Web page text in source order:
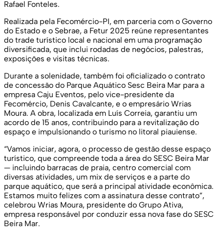
Rafael Fonteles.
Realizada pela Fecomércio-PI, em parceria com o Governo
do Estado e o Sebrae, a Fetur 2025 reúne representantes
do trade turístico local e nacional em uma programação
diversificada, que inclui rodadas de negócios, palestras,
exposições e visitas técnicas.
Durante a solenidade, também foi oficializado o contrato
de concessão do Parque Aquático Sesc Beira Mar para a
empresa Caju Eventos, pelo vice-presidente da
Fecomércio, Denis Cavalcante, e o empresário Wrias
Moura. A obra, localizada em Luís Correia, garantiu um
acordo de 15 anos, contribuindo para a revitalização do
espaço e impulsionando o turismo no litoral piauiense.
“Vamos iniciar, agora, o processo de gestão desse espaço
turístico, que compreende toda a área do SESC Beira Mar
— incluindo barracas de praia, centro comercial com
diversas atividades, um mix de serviços e a parte do
parque aquático, que será a principal atividade econômica.
Estamos muito felizes com a assinatura desse contrato”,
celebrou Wrias Moura, presidente do Grupo Ativa,
empresa responsável por conduzir essa nova fase do SESC
Beira Mar.